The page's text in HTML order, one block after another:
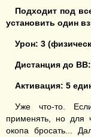
Подходит под
установить один
Урон: 3
Дистанция до ВВ:
Активация: 5
Уже что-то.
применять, но для
окопа бросать...